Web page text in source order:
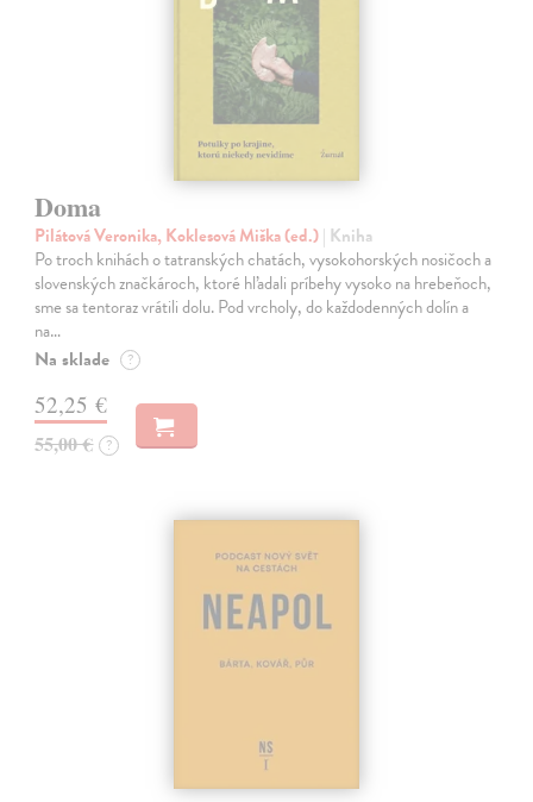
Doma
Pilátová Veronika, Koklesová Miška (ed.)| Kniha
Po troch knihách o tatranských chatách, vysokohorských nosičoch a
slovenských značkároch, ktoré hľadali príbehy vysoko na hrebeňoch,
sme sa tentoraz vrátili dolu. Pod vrcholy, do každodenných dolín a
na…
Na sklade ?
52,25 €
55,00 € ?